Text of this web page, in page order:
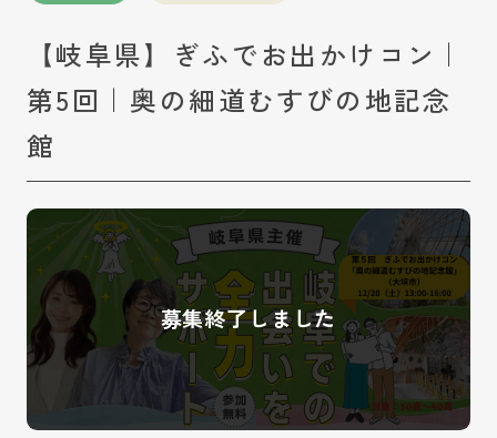
【岐阜県】ぎふでお出かけコン｜
第5回｜奥の細道むすびの地記念
館